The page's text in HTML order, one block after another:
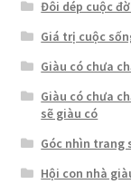
Đôi dép cuộc
Giá trị cuộc
Giàu có chưa
Giàu có chưa
sẽ giàu có
Góc nhìn trang
Hội con nhà